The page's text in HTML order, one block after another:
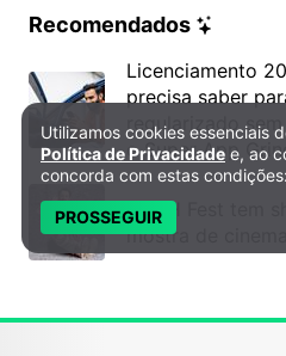
Recomendados
Licenciamento
precisa saber
regularizado
o Super App
6º DH Fest tem
mostra de
Política de Privacidade e
Utilizamos cookies essenciais
Política de Privacidade e, ao
concorda com estas condições:
PROSSEGUIR